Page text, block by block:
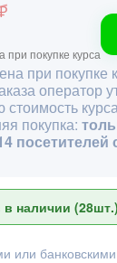
при покупке курса
при покупке
оператор
стоимость
покупка:
посетителей
наличии (28шт.)
или